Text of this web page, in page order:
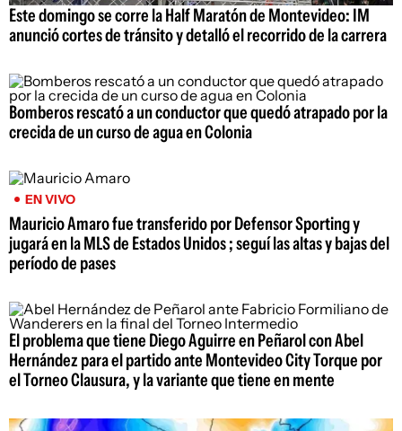
Este domingo se corre la Half Maratón de Montevideo: IM
anunció cortes de tránsito y detalló el recorrido de la carrera
Bomberos rescató a un conductor que quedó atrapado por la
crecida de un curso de agua en Colonia
EN VIVO
Mauricio Amaro fue transferido por Defensor Sporting y
jugará en la MLS de Estados Unidos ; seguí las altas y bajas del
período de pases
El problema que tiene Diego Aguirre en Peñarol con Abel
Hernández para el partido ante Montevideo City Torque por
el Torneo Clausura, y la variante que tiene en mente